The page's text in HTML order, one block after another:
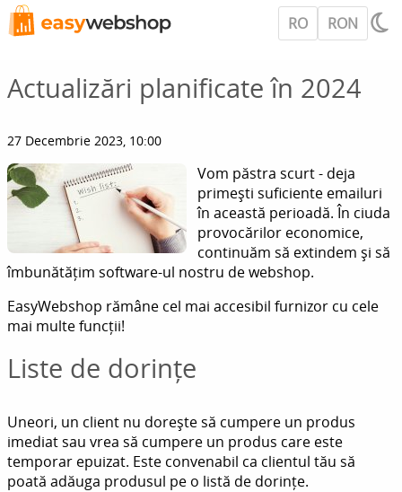
RO RON
Actualizări planificate în 2024
27 Decembrie 2023, 10:00
Vom păstra scurt - deja
primești suficiente emailuri
în această perioadă. În ciuda
provocărilor economice,
continuăm să extindem și să
îmbunătățim software-ul nostru de webshop.
EasyWebshop rămâne cel mai accesibil furnizor cu cele
mai multe funcții!
Liste de dorințe
Uneori, un client nu dorește să cumpere un produs
imediat sau vrea să cumpere un produs care este
temporar epuizat. Este convenabil ca clientul tău să
poată adăuga produsul pe o listă de dorințe.